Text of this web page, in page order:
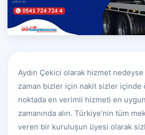
Aydın Çekici olarak hizmet
zaman bizler için nakit sizler içinde
noktada en verimli hizmeti en
zamanında alın. Türkiye’nin tüm
veren bir kuruluşun üyesi olarak